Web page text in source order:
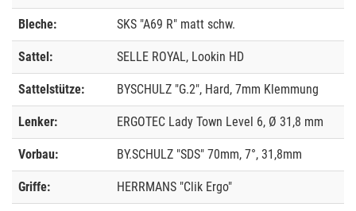
Bleche: SKS "A69 R" matt schw.
Sattel: SELLE ROYAL, Lookin HD
Sattelstütze: BYSCHULZ "G.2", Hard, 7mm Klemmung
Lenker: ERGOTEC Lady Town Level 6, Ø 31,8 mm
Vorbau: BY.SCHULZ "SDS" 70mm, 7°, 31,8mm
Griffe: HERRMANS "Clik Ergo"